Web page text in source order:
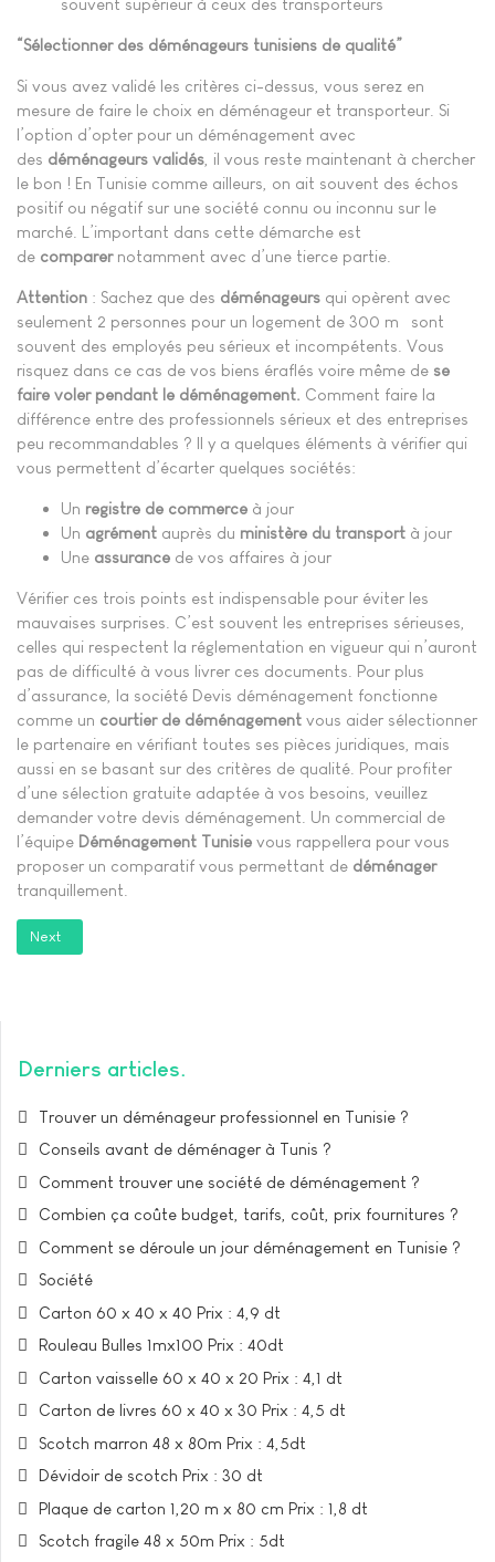
“Sélectionner des déménageurs tunisiens de qualité”
Si vous avez validé les critères ci-dessus, vous serez en
mesure de faire le choix en déménageur et transporteur. Si
l’option d’opter pour un déménagement avec
des déménageurs validés , il vous reste maintenant à chercher
le bon ! En Tunisie comme ailleurs, on ait souvent des échos
positif ou négatif sur une société connu ou inconnu sur le
marché. L’important dans cette démarche est
de comparernotamment avec d’une tierce partie.
Attention : Sachez que des déménageurs qui opèrent avec
seulement 2 personnes pour un logement de 300 m² sont
souvent des employés peu sérieux et incompétents. Vous
risquez dans ce cas de vos biens éraflés voire même de se
faire voler pendant le déménagement. Comment faire la
différence entre des professionnels sérieux et des entreprises
peu recommandables ? Il y a quelques éléments à vérifier qui
vous permettent d’écarter quelques sociétés:
Un registre de commerce à jour
Un agrément auprès du ministère du transport à jour
Une assurance de vos affaires à jour
Vérifier ces trois points est indispensable pour éviter les
mauvaises surprises. C’est souvent les entreprises sérieuses,
celles qui respectent la réglementation en vigueur qui n’auront
pas de difficulté à vous livrer ces documents. Pour plus
d’assurance, la société Devis déménagement fonctionne
comme un courtier de déménagement vous aider sélectionner
le partenaire en vérifiant toutes ses pièces juridiques, mais
aussi en se basant sur des critères de qualité. Pour profiter
d’une sélection gratuite adaptée à vos besoins, veuillez
demander votre devis déménagement. Un commercial de
l’équipe Déménagement Tunisie vous rappellera pour vous
proposer un comparatif vous permettant de déménager
tranquillement.
Next article: Société
Next
Derniers articles
Trouver un déménageur professionnel en Tunisie ?
Conseils avant de déménager à Tunis ?
Comment trouver une société de déménagement ?
Combien ça coûte budget, tarifs, coût, prix fournitures ?
Comment se déroule un jour déménagement en Tunisie ?
Société
Carton 60 x 40 x 40 Prix : 4,9 dt
Rouleau Bulles 1mx100 Prix : 40dt
Carton vaisselle 60 x 40 x 20 Prix : 4,1 dt
Carton de livres 60 x 40 x 30 Prix : 4,5 dt
Scotch marron 48 x 80m Prix : 4,5dt
Dévidoir de scotch Prix : 30 dt
Plaque de carton 1,20 m x 80 cm Prix : 1,8 dt
Scotch fragile 48 x 50m Prix : 5dt